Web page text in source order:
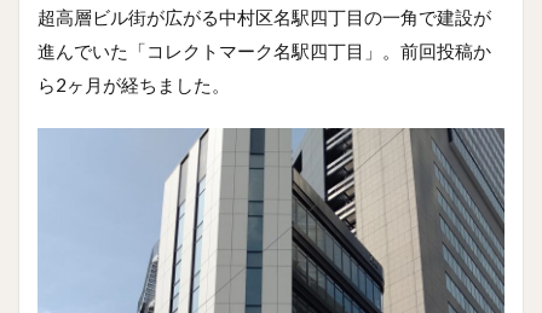
超高層ビル街が広がる中村区名駅四丁目の一角で建設が
進んでいた「コレクトマーク名駅四丁目」。前回投稿か
ら2ヶ月が経ちました。